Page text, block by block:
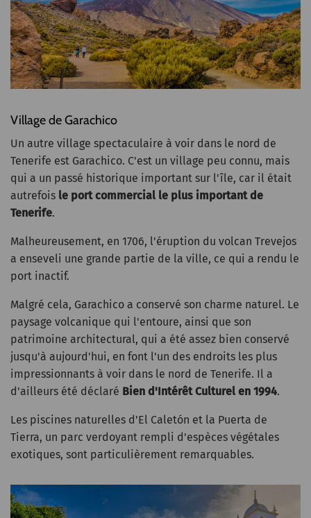
Village de Garachico
Un autre village spectaculaire à voir dans le nord de
Tenerife est Garachico. C'est un village peu connu, mais
qui a un passé historique important sur l'île, car il était
autrefois le port commercial le plus important de
Tenerife.
Malheureusement, en 1706, l'éruption du volcan Trevejos
a enseveli une grande partie de la ville, ce qui a rendu le
port inactif.
Malgré cela, Garachico a conservé son charme naturel. Le
paysage volcanique qui l'entoure, ainsi que son
patrimoine architectural, qui a été assez bien conservé
jusqu'à aujourd'hui, en font l'un des endroits les plus
impressionnants à voir dans le nord de Tenerife. Il a
d'ailleurs été déclaré Bien d'Intérêt Culturel en 1994.
Les piscines naturelles d'El Caletón et la Puerta de
Tierra, un parc verdoyant rempli d'espèces végétales
exotiques, sont particulièrement remarquables.